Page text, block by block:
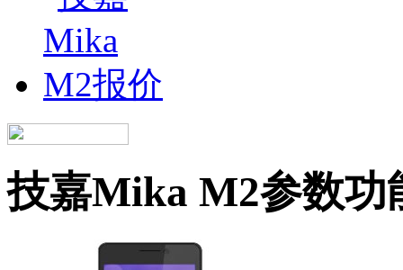
技嘉Mika M2参数功